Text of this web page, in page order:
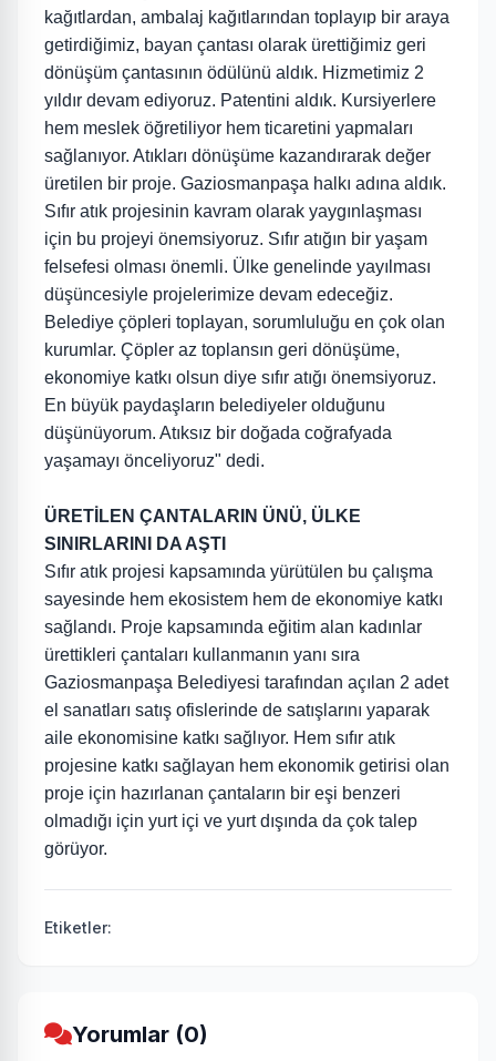
kağıtlardan, ambalaj kağıtlarından toplayıp bir araya
getirdiğimiz, bayan çantası olarak ürettiğimiz geri
dönüşüm çantasının ödülünü aldık. Hizmetimiz 2
yıldır devam ediyoruz. Patentini aldık. Kursiyerlere
hem meslek öğretiliyor hem ticaretini yapmaları
sağlanıyor. Atıkları dönüşüme kazandırarak değer
üretilen bir proje. Gaziosmanpaşa halkı adına aldık.
Sıfır atık projesinin kavram olarak yaygınlaşması
için bu projeyi önemsiyoruz. Sıfır atığın bir yaşam
felsefesi olması önemli. Ülke genelinde yayılması
düşüncesiyle projelerimize devam edeceğiz.
Belediye çöpleri toplayan, sorumluluğu en çok olan
kurumlar. Çöpler az toplansın geri dönüşüme,
ekonomiye katkı olsun diye sıfır atığı önemsiyoruz.
En büyük paydaşların belediyeler olduğunu
düşünüyorum. Atıksız bir doğada coğrafyada
yaşamayı önceliyoruz" dedi.
ÜRETİLEN ÇANTALARIN ÜNÜ, ÜLKE
SINIRLARINI DA AŞTI
Sıfır atık projesi kapsamında yürütülen bu çalışma
sayesinde hem ekosistem hem de ekonomiye katkı
sağlandı. Proje kapsamında eğitim alan kadınlar
ürettikleri çantaları kullanmanın yanı sıra
Gaziosmanpaşa Belediyesi tarafından açılan 2 adet
el sanatları satış ofislerinde de satışlarını yaparak
aile ekonomisine katkı sağlıyor. Hem sıfır atık
projesine katkı sağlayan hem ekonomik getirisi olan
proje için hazırlanan çantaların bir eşi benzeri
olmadığı için yurt içi ve yurt dışında da çok talep
görüyor.
Etiketler:
Yorumlar (0)